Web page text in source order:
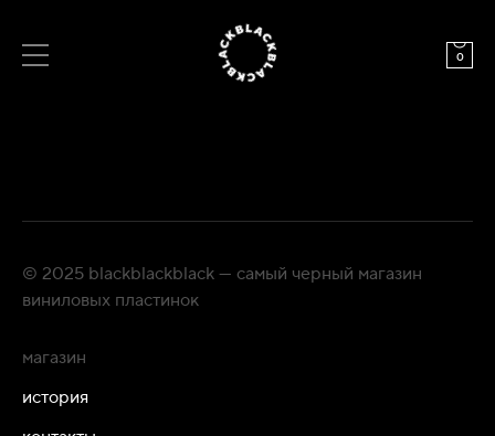
0
© 2025 blackblackblack — самый черный магазин
виниловых пластинок
магазин
история